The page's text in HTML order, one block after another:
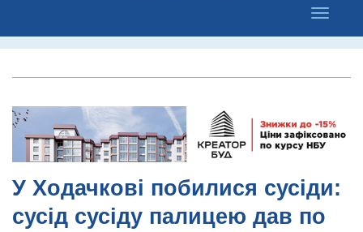
Toggle
navigation
У Ходачкові побилися сусіди:
сусід сусіду палицею дав по